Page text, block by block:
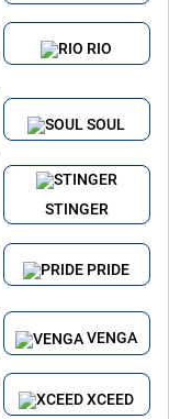
RIO
SOUL
STINGER
PRIDE
VENGA
XCEED